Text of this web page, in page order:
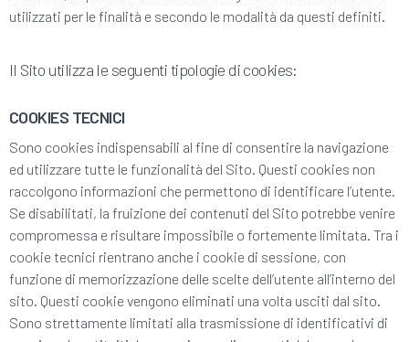
utilizzati per le finalità e secondo le modalità da questi definiti.
Il Sito utilizza le seguenti tipologie di cookies:
COOKIES TECNICI
Sono cookies indispensabili al fine di consentire la navigazione
ed utilizzare tutte le funzionalità del Sito. Questi cookies non
raccolgono informazioni che permettono di identificare l’utente.
Se disabilitati, la fruizione dei contenuti del Sito potrebbe venire
compromessa e risultare impossibile o fortemente limitata. Tra i
cookie tecnici rientrano anche i cookie di sessione, con
funzione di memorizzazione delle scelte dell’utente all’interno del
sito. Questi cookie vengono eliminati una volta usciti dal sito.
Sono strettamente limitati alla trasmissione di identificativi di